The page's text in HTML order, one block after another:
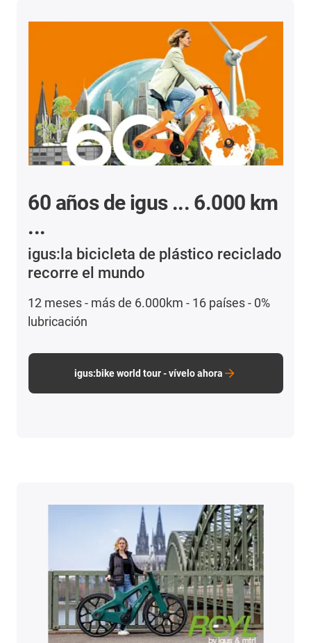
60 años de igus ... 6.000 km
...
igus:la bicicleta de plástico reciclado
recorre el mundo
12 meses - más de 6.000km - 16 países - 0%
lubricación
igus:bike world tour - vívelo ahora